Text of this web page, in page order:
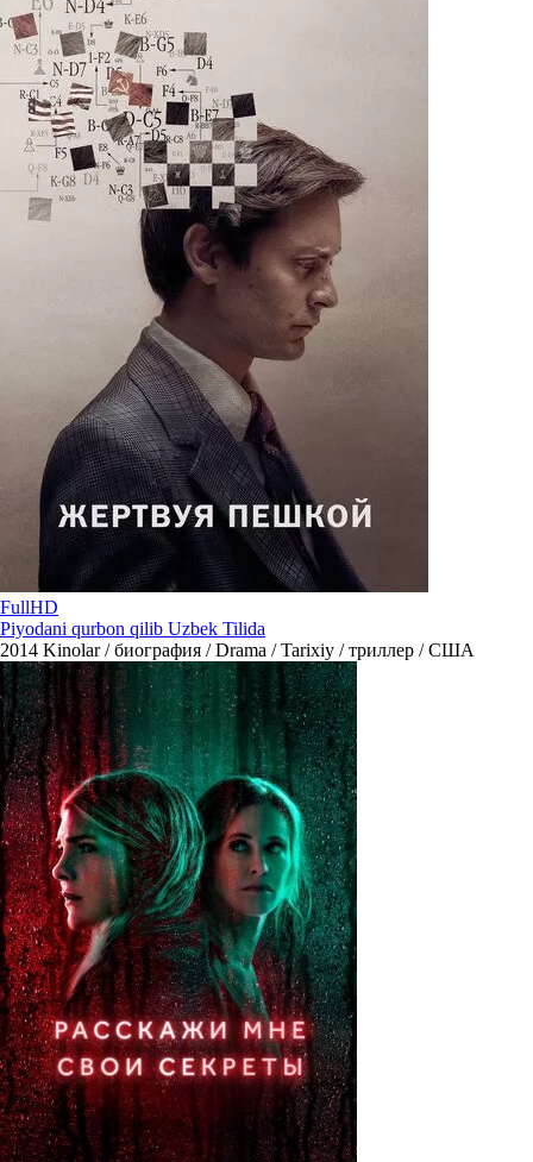
FullHD
Piyodani qurbon qilib Uzbek Tilida
2014 Kinolar / биография / Drama / Tarixiy / триллер / США